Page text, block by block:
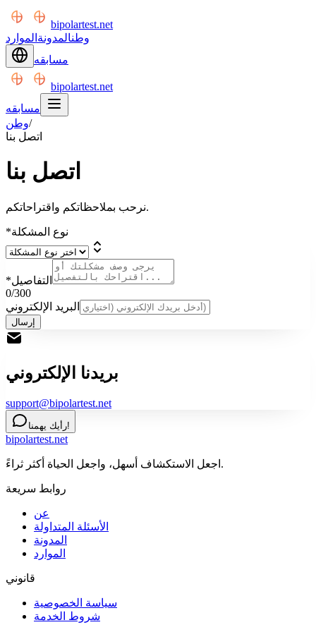
bipolartest.net
وطنالمدونة الموارد
مسابقه
bipolartest.net
مسابقه
وطن/
اتصل بنا
اتصل بنا
نرحب بملاحظاتكم واقتراحاتكم.
*نوع المشكلة
*التفاصيل
0/300
البريد الإلكتروني
إرسال
بريدنا الإلكتروني
support@bipolartest.net
رأيك يهمنا!
bipolartest.net
اجعل الاستكشاف أسهل، واجعل الحياة أكثر ثراءً.
روابط سريعة
عن
الأسئلة المتداولة
المدونة
الموارد
قانوني
سياسة الخصوصية
شروط الخدمة